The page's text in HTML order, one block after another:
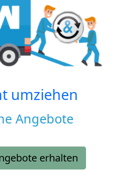
umziehen
Angebote
erhalten